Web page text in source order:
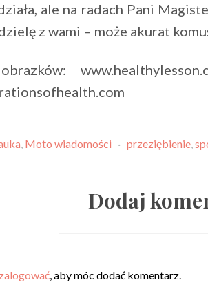
ale na radach Pani
z wami – może akurat
, Moto wiadomości · przeziębienie,
Dodaj
zalogować, aby móc dodać komentarz.